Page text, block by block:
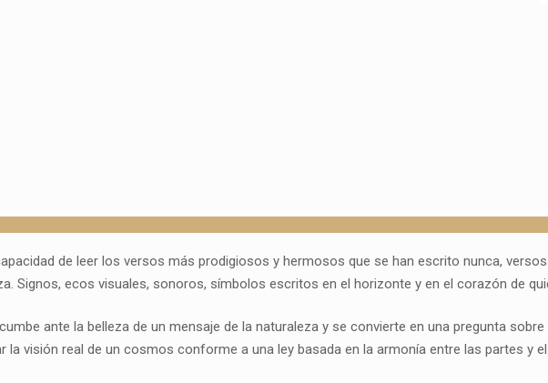
de leer los versos más prodigiosos y hermosos que se han escrito nunca,
Signos, ecos visuales, sonoros, símbolos escritos en el horizonte y en el corazón de
ante la belleza de un mensaje de la naturaleza y se convierte en una pregunta
visión real de un cosmos conforme a una ley basada en la armonía entre las partes y